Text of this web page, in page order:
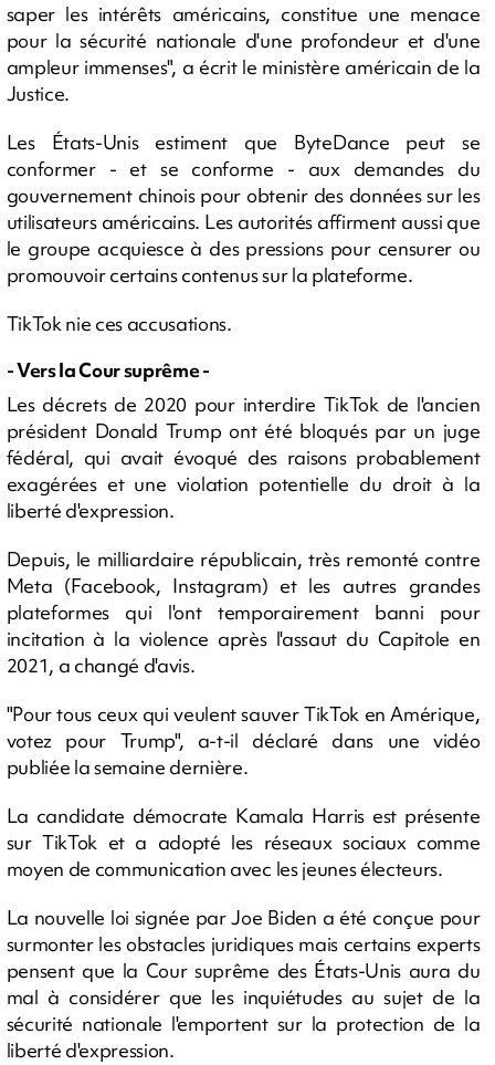
saper les intérêts américains, constitue une menace
pour la sécurité nationale d'une profondeur et d'une
ampleur immenses", a écrit le ministère américain de la
Justice.
Les États-Unis estiment que ByteDance peut se
conformer - et se conforme - aux demandes du
gouvernement chinois pour obtenir des données sur les
utilisateurs américains. Les autorités affirment aussi que
le groupe acquiesce à des pressions pour censurer ou
promouvoir certains contenus sur la plateforme.
TikTok nie ces accusations.
- Vers la Cour suprême -
Les décrets de 2020 pour interdire TikTok de l'ancien
président Donald Trump ont été bloqués par un juge
fédéral, qui avait évoqué des raisons probablement
exagérées et une violation potentielle du droit à la
liberté d'expression.
Depuis, le milliardaire républicain, très remonté contre
Meta (Facebook, Instagram) et les autres grandes
plateformes qui l'ont temporairement banni pour
incitation à la violence après l'assaut du Capitole en
2021, a changé d'avis.
"Pour tous ceux qui veulent sauver TikTok en Amérique,
votez pour Trump", a-t-il déclaré dans une vidéo
publiée la semaine dernière.
La candidate démocrate Kamala Harris est présente
sur TikTok et a adopté les réseaux sociaux comme
moyen de communication avec les jeunes électeurs.
La nouvelle loi signée par Joe Biden a été conçue pour
surmonter les obstacles juridiques mais certains experts
pensent que la Cour suprême des États-Unis aura du
mal à considérer que les inquiétudes au sujet de la
sécurité nationale l'emportent sur la protection de la
liberté d'expression.